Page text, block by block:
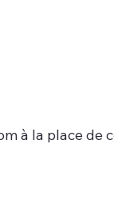
à la place de